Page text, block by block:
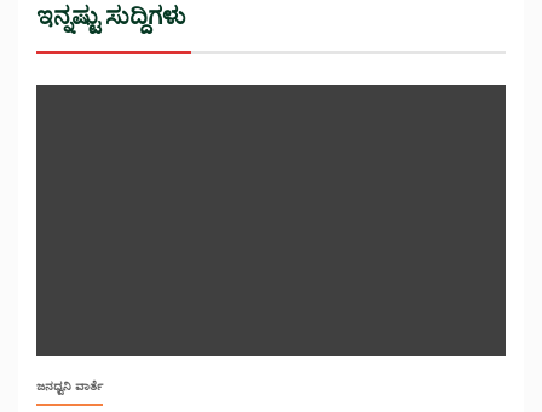
ಇನ್ನಷ್ಟು ಸುದ್ದಿಗಳು
ಜನಧ್ವನಿ ವಾರ್ತೆ